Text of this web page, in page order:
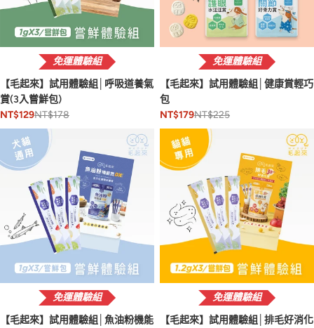
免運體驗組
【毛起來】試用體驗組│呼吸道養氣
賞(3入嘗鮮包)
NT$129NT$178
免運體驗組
【毛起來】試用體驗組│健康賞輕巧
包
NT$179NT$225
免運體驗組
【毛起來】試用體驗組│魚油粉機能
免運體驗組
【毛起來】試用體驗組│排毛好消化